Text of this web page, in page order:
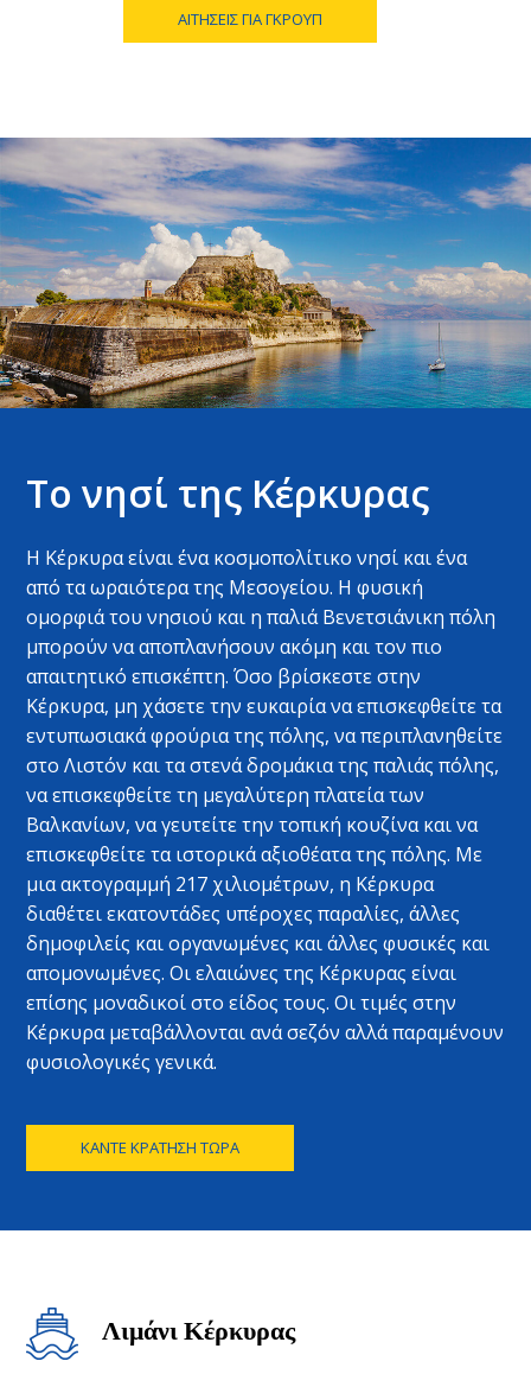
ΑΙΤΉΣΕΙΣ ΓΙΑ ΓΚΡΟΥΠ
Το νησί της Κέρκυρας
Η Κέρκυρα είναι ένα κοσμοπολίτικο νησί και ένα
από τα ωραιότερα της Μεσογείου. Η φυσική
ομορφιά του νησιού και η παλιά Βενετσιάνικη πόλη
μπορούν να αποπλανήσουν ακόμη και τον πιο
απαιτητικό επισκέπτη. Όσο βρίσκεστε στην
Κέρκυρα, μη χάσετε την ευκαιρία να επισκεφθείτε τα
εντυπωσιακά φρούρια της πόλης, να περιπλανηθείτε
στο Λιστόν και τα στενά δρομάκια της παλιάς πόλης,
να επισκεφθείτε τη μεγαλύτερη πλατεία των
Βαλκανίων, να γευτείτε την τοπική κουζίνα και να
επισκεφθείτε τα ιστορικά αξιοθέατα της πόλης. Με
μια ακτογραμμή 217 χιλιομέτρων, η Κέρκυρα
διαθέτει εκατοντάδες υπέροχες παραλίες, άλλες
δημοφιλείς και οργανωμένες και άλλες φυσικές και
απομονωμένες. Οι ελαιώνες της Κέρκυρας είναι
επίσης μοναδικοί στο είδος τους. Οι τιμές στην
Κέρκυρα μεταβάλλονται ανά σεζόν αλλά παραμένουν
φυσιολογικές γενικά.
ΚΆΝΤΕ ΚΡΆΤΗΣΗ ΤΏΡΑ
Λιμάνι Κέρκυρας